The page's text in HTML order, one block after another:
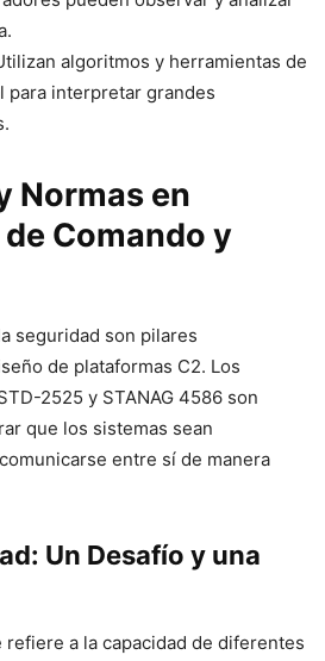
algoritmos y herramientas de
para interpretar grandes
Normas en
Comando y
seguridad son pilares
de plataformas C2. Los
2525 y STANAG 4586 son
que los sistemas sean
entre sí de manera
Un Desafío y una
a la capacidad de diferentes